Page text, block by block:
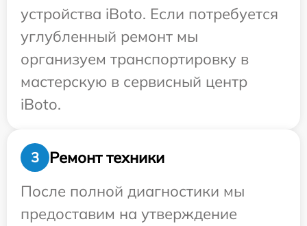
устройства iBoto. Если потребуется
углубленный ремонт мы
организуем транспортировку в
мастерскую в сервисный центр
iBoto.
3
Ремонт техники
После полной диагностики мы
предоставим на утверждение